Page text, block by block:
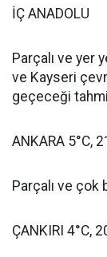
İÇ ANADOLU
Parçalı ve yer
ve Kayseri
geçeceği
ANKARA 5°C,
Parçalı ve çok
ÇANKIRI 4°C,